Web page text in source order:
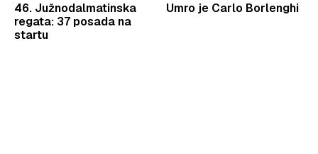
46. Južnodalmatinska
regata: 37 posada na
startu
Umro je Carlo Borlenghi